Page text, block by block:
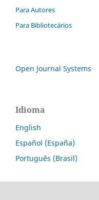
Para Autores
Para Bibliotecários
Open Journal Systems
Idioma
English
Español (España)
Português (Brasil)